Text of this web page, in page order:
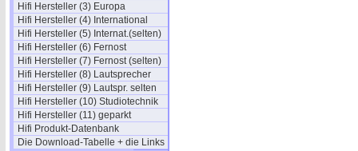
Hifi Hersteller (3) Europa
Hifi Hersteller (4) International
Hifi Hersteller (5) Internat.(selten)
Hifi Hersteller (6) Fernost
Hifi Hersteller (7) Fernost (selten)
Hifi Hersteller (8) Lautsprecher
Hifi Hersteller (9) Lautspr. selten
Hifi Hersteller (10) Studiotechnik
Hifi Hersteller (11) geparkt
Hifi Produkt-Datenbank
Die Download-Tabelle + die Links